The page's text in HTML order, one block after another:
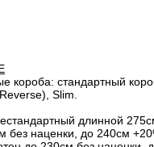
короба: стандартный
Slim.
длинной
без наценки, до 240см